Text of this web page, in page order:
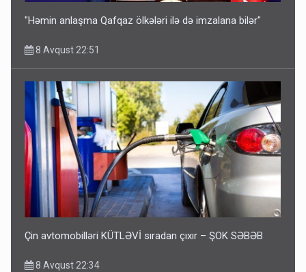
"Həmin anlaşma Qafqaz ölkələri ilə də imzalana bilər"
8 Avqust 22:51
Çin avtomobilləri KÜTLƏVİ sıradan çıxır – ŞOK SƏBƏB
8 Avqust 22:34